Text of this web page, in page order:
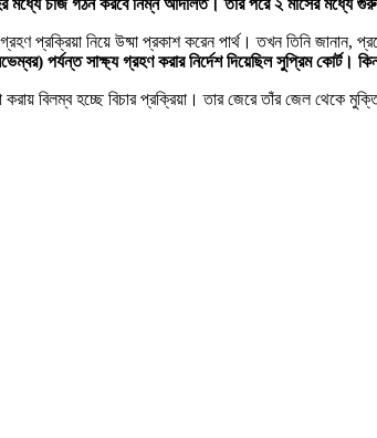
মধ্যে চার্জ গঠন করবে নিম্ন আদালত। তার পরে ২ মাসের মধ্যে
প্রক্রিয়া নিয়ে উষ্মা প্রকাশ করেন পার্থ। তখন তিনি জানান,
পর্যন্ত সাক্ষ্য গ্রহণ করার নির্দেশ দিয়েছিল সুপ্রিম কোর্ট।
করায় বিলম্ব হচ্ছে বিচার প্রক্রিয়া। তার জেরে তাঁর জেল থেকে